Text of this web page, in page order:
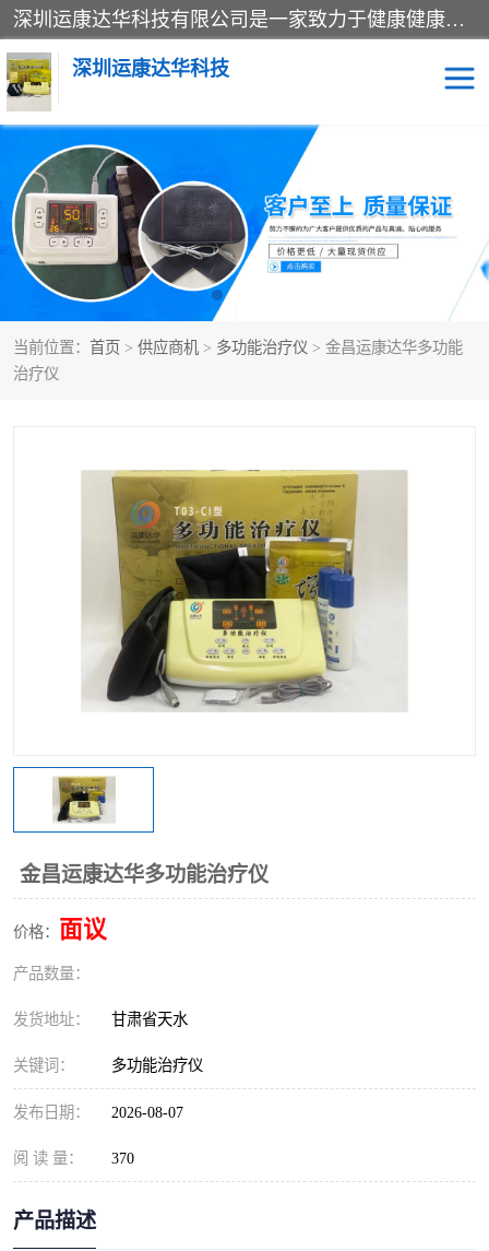
深圳运康达华科技有限公司是一家致力于健康健康产业的现代化企业，已经走过了15个春秋，开创了中医外用发展的新未来，是专业从事中医医疗仪器的研发、生产、销售、服务为一体的子公司，在医疗器械的设计、开发和生产方面率先引进国际先进技术和好的科技人员，先后开发出了场效应治疗仪、多功能治疗仪、颈椎治疗仪、腰椎治疗仪、增效垫等多个系列。
深圳运康达华科技
当前位置： 首页 > 供应商机 > 多功能治疗仪 > 金昌运康达华多功能
治疗仪
金昌运康达华多功能治疗仪
价格： 面议
产品数量：
发货地址： 甘肃省天水
关键词： 多功能治疗仪
发布日期： 2026-08-07
阅 读 量： 370
产品描述
多功能治疗仪 中药提速
中低频治疗仪 脉冲治疗仪
**腺治疗仪